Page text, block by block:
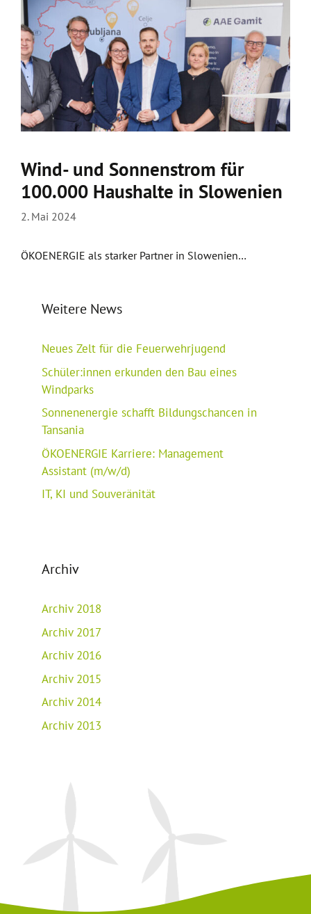
Wind- und Sonnenstrom für
100.000 Haushalte in Slowenien
2. Mai 2024
ÖKOENERGIE als starker Partner in Slowenien…
Weitere News
Neues Zelt für die Feuerwehrjugend
Schüler:innen erkunden den Bau eines
Windparks
Sonnenenergie schafft Bildungschancen in
Tansania
ÖKOENERGIE Karriere: Management
Assistant (m/w/d)
IT, KI und Souveränität
Archiv
Archiv 2018
Archiv 2017
Archiv 2016
Archiv 2015
Archiv 2014
Archiv 2013